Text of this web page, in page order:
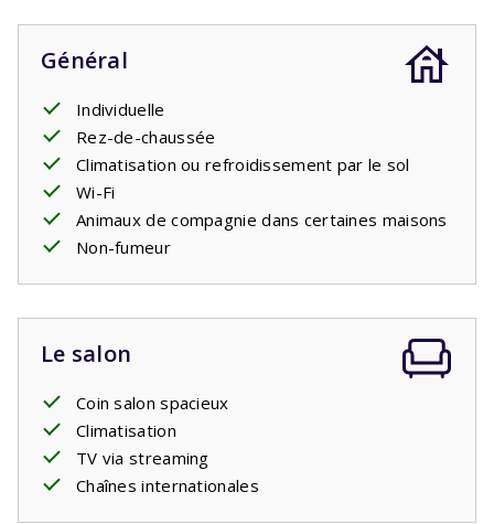
trois chambres ont deux ou trois lits simples
confortables. La maison de vacances dispose de deux
, une avec un lavabo et une baignoire et
une avec un lavabo, des toilettes et une douche. Il y a une
deuxième toilette séparée. Sur la terrasse avec salon de
jardin vous pourrez profiter del’intimitéet de la
tranquillité tout en surplombant les Pyrénées. Pendant la
journée et le soir, vous pouvez vous asseoir ici tout en
dégustant un verre de vin et les enfants jouent. Les frais
de parc de cette maison sont légèrement plus élevés car
Général
Individuelle
Rez-de-chaussée
Climatisation ou refroidissement par le sol
Wi-Fi
Animaux de compagnie dans certaines maisons
Non-fumeur
Le salon
Coin salon spacieux
Climatisation
TV via streaming
Chaînes internationales